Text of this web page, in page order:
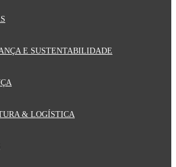
E SUSTENTABILIDADE
& LOGÍSTICA